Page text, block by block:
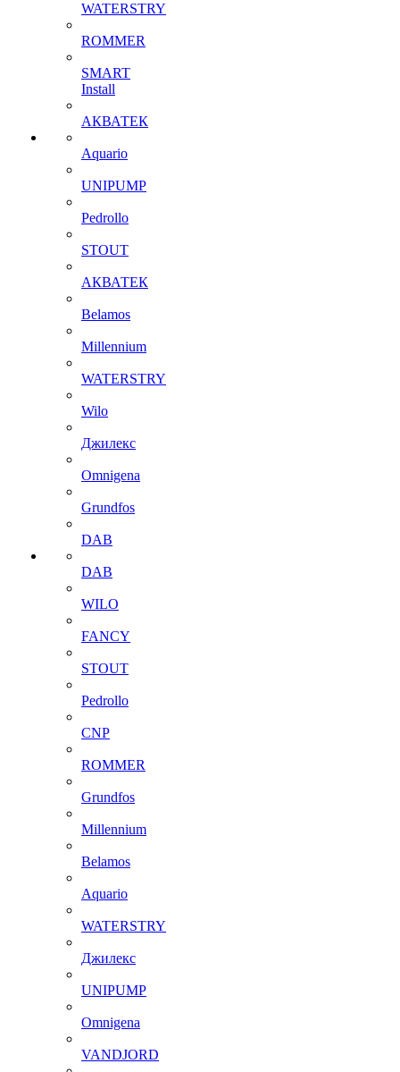
WATERSTRY
ROMMER
SMART
Install
АКВАТЕК
Aquario
UNIPUMP
Pedrollo
STOUT
АКВАТЕК
Belamos
Millennium
WATERSTRY
Wilo
Джилекс
Omnigena
Grundfos
DAB
DAB
WILO
FANCY
STOUT
Pedrollo
CNP
ROMMER
Grundfos
Millennium
Belamos
Aquario
WATERSTRY
Джилекс
UNIPUMP
Omnigena
VANDJORD